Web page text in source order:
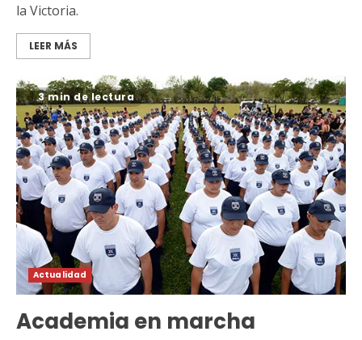
la Victoria.
LEER MÁS
3 min de lectura
Actualidad
Academia en marcha